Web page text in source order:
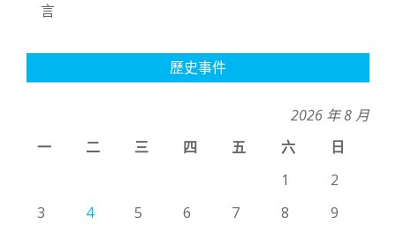
言
歷史事件
2026 年 8 月
一
二 三 四 五 六
日
1
2
3
4 5 6 7 8
9